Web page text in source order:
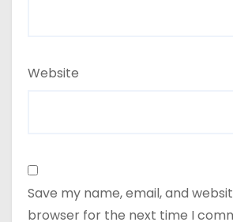
Website
Save my name, email, and
browser for the next time I